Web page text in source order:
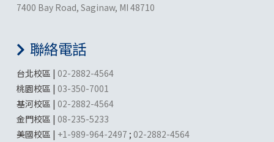
7400 Bay Road, Saginaw, MI 48710
聯絡電話
台北校區 | 02-2882-4564
桃園校區 | 03-350-7001
基河校區 | 02-2882-4564
金門校區 | 08-235-5233
美國校區 | +1-989-964-2497 ; 02-2882-4564